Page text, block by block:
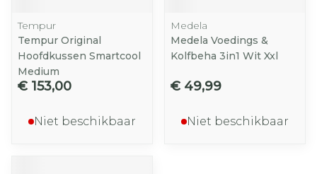
Tempur
Tempur Original
Hoofdkussen Smartcool
Medium
€ 153,00
Niet beschikbaar
Medela
Medela Voedings &
Kolfbeha 3in1 Wit Xxl
€ 49,99
Niet beschikbaar